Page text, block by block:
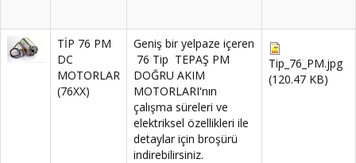
TİP 76 PM
DC
MOTORLAR
(76XX)
Geniş bir yelpaze içeren
76 Tip TEPAŞ PM
DOĞRU AKIM
MOTORLARI'nın
çalışma süreleri ve
elektriksel özellikleri ile
detaylar için broşürü
indirebilirsiniz.
Tip_76_PM.jpg
(120.47 KB)